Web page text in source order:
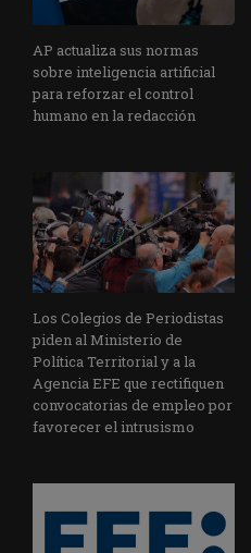
AP actualiza sus normas
sobre inteligencia artificial
para reforzar el control
humano en la redacción
Los Colegios de Periodistas
piden al Ministerio de
Política Territorial y a la
Agencia EFE que rectifiquen
convocatorias de empleo por
favorecer el intrusismo